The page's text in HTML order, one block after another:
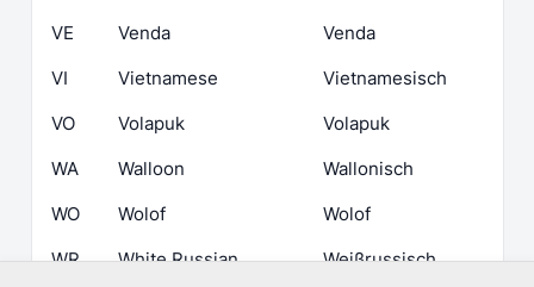
VE
Venda
Venda
VI
Vietnamese
Vietnamesisch
VO
Volapuk
Volapuk
WA
Walloon
Wallonisch
WO
Wolof
Wolof
WR
White Russian
Weißrussisch